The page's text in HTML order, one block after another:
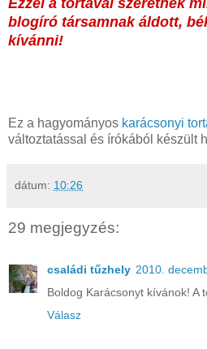
blogíró társamnak áldott,
kívánni!
Ez a hagyományos karácsonyi
változtatással és írókából készült
dátum: 10:26
29 megjegyzés:
családi tűzhely 2010.
Boldog Karácsonyt kívánok! A
Válasz